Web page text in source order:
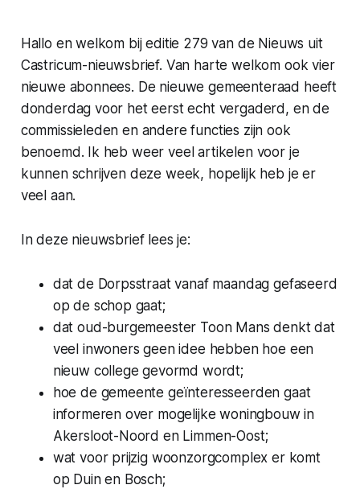
Hallo en welkom bij editie 279 van de Nieuws uit
Castricum-nieuwsbrief. Van harte welkom ook vier
nieuwe abonnees. De nieuwe gemeenteraad heeft
donderdag voor het eerst echt vergaderd, en de
commissieleden en andere functies zijn ook
benoemd. Ik heb weer veel artikelen voor je
kunnen schrijven deze week, hopelijk heb je er
veel aan.
In deze nieuwsbrief lees je:
dat de Dorpsstraat vanaf maandag gefaseerd
op de schop gaat;
dat oud-burgemeester Toon Mans denkt dat
veel inwoners geen idee hebben hoe een
nieuw college gevormd wordt;
hoe de gemeente geïnteresseerden gaat
informeren over mogelijke woningbouw in
Akersloot-Noord en Limmen-Oost;
wat voor prijzig woonzorgcomplex er komt
op Duin en Bosch;